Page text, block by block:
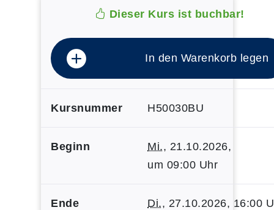
Dieser Kurs ist buchbar!
In den Warenkorb legen
Kursnummer H50030BU
Beginn Mi., 21.10.2026,
um 09:00 Uhr
Ende Di., 27.10.2026, 16:00